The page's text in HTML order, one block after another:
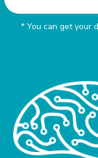
* You can get your